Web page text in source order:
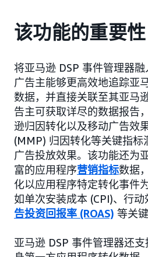
该功能的重要性
将亚马逊 DSP 事件管理器融
广告主能够更高效地追踪亚
数据，并直接关联至其亚马
告主可获取详尽的数据报告
逊归因转化以及移动广告效
(MMP) 归因转化等关键指标
广告投放效果。该功能还为
富的应用程序营销指标数据
化以应用程序特定转化事件
如单次安装成本 (CPI)、行动
告投资回报率 (ROAS) 等关
亚马逊 DSP 事件管理器还